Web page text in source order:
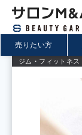
売りたい方
ジム・フィットネス